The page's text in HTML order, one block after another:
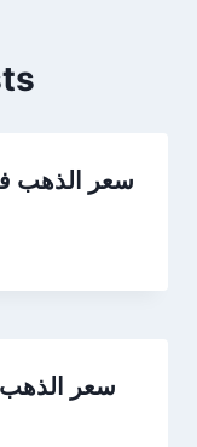
سعر الذهب في